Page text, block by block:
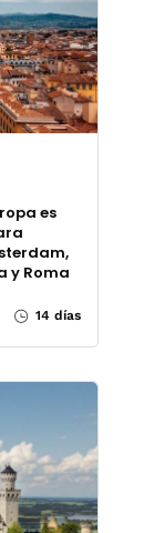
es
y Roma
14 días